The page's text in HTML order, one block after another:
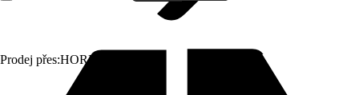
Prodej přes:HORNBACH